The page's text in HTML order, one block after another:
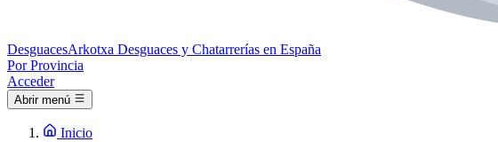
DesguacesArkotxa Desguaces y Chatarrerías en España
Por Provincia
Acceder
Abrir menú
Inicio